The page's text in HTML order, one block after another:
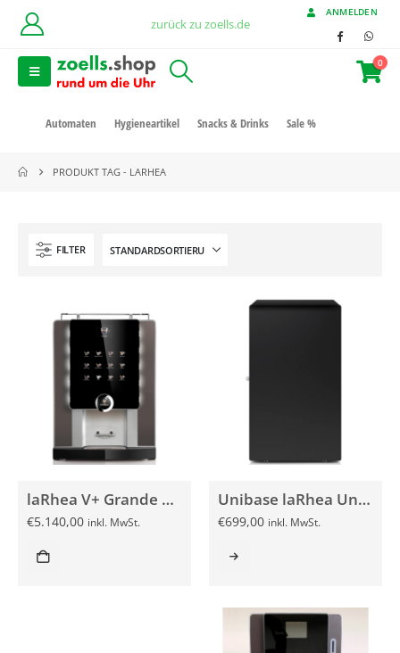
zurück zu zoells.de
ANMELDEN
0
Automaten Hygieneartikel Snacks & Drinks Sale %
PRODUKT TAG - LARHEA
FILTER
laRhea V+ Grande Kaffeevollautomat
€5.140,00 inkl. MwSt.
Unibase laRhea Unterschrank
€699,00 inkl. MwSt.